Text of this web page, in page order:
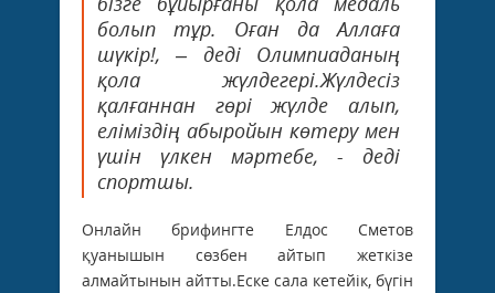
болып тұр. Оған да Аллаға
шүкір!, – деді Олимпиаданың
қола жүлдегері.Жүлдесіз
қалғаннан гөрі жүлде алып,
еліміздің абыройын көтеру мен
үшін үлкен мәртебе, - деді
спортшы.
Онлайн брифингте Елдос Сметов
қуанышын сөзбен айтып жеткізе
алмайтынын айтты.Еске сала кетейік, бүгін